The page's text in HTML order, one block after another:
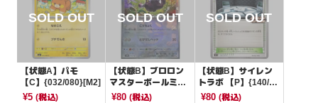
【状態A】パモ
【C】{032/080}[M2]
¥5 (税込)
【状態B】ブロロン
マスターボールミラ
ー【-】{114/187}[S
¥80(税込)
【状態B】サイレン
トラボ 【P】{140/S
V-P}[PROMO]
¥80 (税込)